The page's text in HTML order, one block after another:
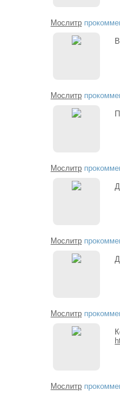
Мослитр
Мослитр
Мослитр
Мослитр
Мослитр
Мослитр